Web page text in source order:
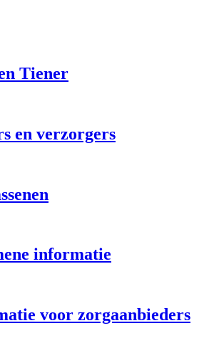
Tiener
en verzorgers
informatie
voor zorgaanbieders